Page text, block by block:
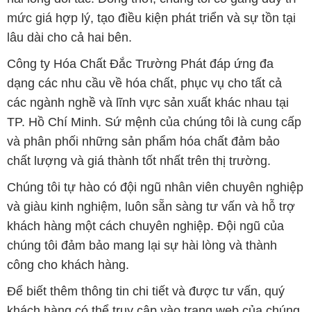
mức giá hợp lý, tạo điều kiện phát triển và sự tồn tại
lâu dài cho cả hai bên.
Công ty Hóa Chất Đắc Trường Phát đáp ứng đa
dạng các nhu cầu về hóa chất, phục vụ cho tất cả
các ngành nghề và lĩnh vực sản xuất khác nhau tại
TP. Hồ Chí Minh. Sứ mệnh của chúng tôi là cung cấp
và phân phối những sản phẩm hóa chất đảm bảo
chất lượng và giá thành tốt nhất trên thị trường.
Chúng tôi tự hào có đội ngũ nhân viên chuyên nghiệp
và giàu kinh nghiệm, luôn sẵn sàng tư vấn và hỗ trợ
khách hàng một cách chuyên nghiệp. Đội ngũ của
chúng tôi đảm bảo mang lại sự hài lòng và thành
công cho khách hàng.
Để biết thêm thông tin chi tiết và được tư vấn, quý